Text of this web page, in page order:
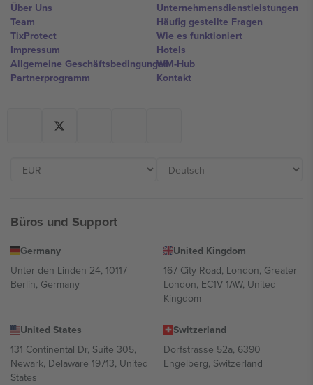
Über Uns
Team
TixProtect
Impressum
Allgemeine Geschäftsbedingungen
Partnerprogramm
Unternehmensdienstleistungen
Häufig gestellte Fragen
Wie es funktioniert
Hotels
WM-Hub
Kontakt
Büros und Support
Germany
Unter den Linden 24, 10117
Berlin, Germany
United Kingdom
167 City Road, London, Greater
London, EC1V 1AW, United
Kingdom
United States
131 Continental Dr, Suite 305,
Newark, Delaware 19713, United
States
Switzerland
Dorfstrasse 52a, 6390
Engelberg, Switzerland